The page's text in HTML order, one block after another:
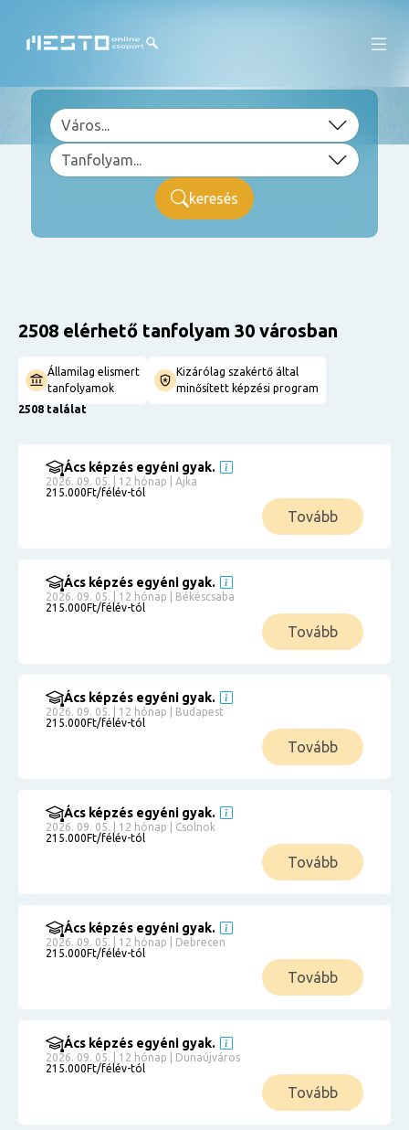
keresés
2508 elérhető tanfolyam 30 városban
Államilag elismert
tanfolyamok
Kizárólag szakértő által
minősített képzési program
2508 találat
Ács képzés egyéni gyak.
2026. 09. 05. | 12 hónap | Ajka
215.000Ft/félév-tól
Tovább
Ács képzés egyéni gyak.
2026. 09. 05. | 12 hónap | Békéscsaba
215.000Ft/félév-tól
Tovább
Ács képzés egyéni gyak.
2026. 09. 05. | 12 hónap | Budapest
215.000Ft/félév-tól
Tovább
Ács képzés egyéni gyak.
2026. 09. 05. | 12 hónap | Csolnok
215.000Ft/félév-tól
Tovább
Ács képzés egyéni gyak.
2026. 09. 05. | 12 hónap | Debrecen
215.000Ft/félév-tól
Tovább
Ács képzés egyéni gyak.
2026. 09. 05. | 12 hónap | Dunaújváros
215.000Ft/félév-tól
Tovább